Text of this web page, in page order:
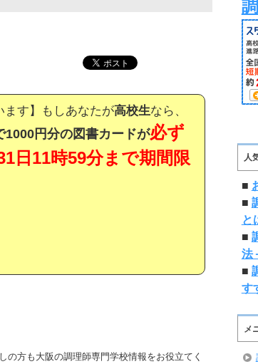
ます】もしあなたが高校生なら、
円分の図書カードが必ず
日11時59分まで期間限
方も大阪の調理師専門学校情報をお役立てく
人
■
■
と
■
法
■
す
メ